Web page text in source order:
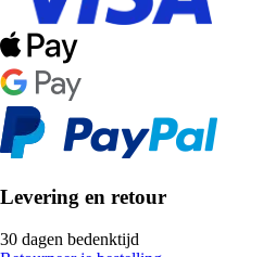
Levering en retour
30 dagen bedenktijd